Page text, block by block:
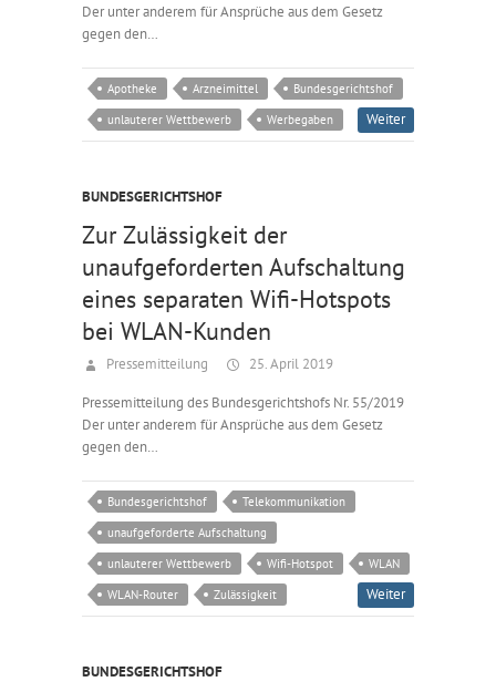
Der unter anderem für Ansprüche aus dem Gesetz
gegen den…
Apotheke Arzneimittel
Bundesgerichtshof
unlauterer Wettbewerb
Werbegaben Weiter
BUNDESGERICHTSHOF
Zur Zulässigkeit der
unaufgeforderten Aufschaltung
eines separaten Wifi-Hotspots
bei WLAN-Kunden
Pressemitteilung 25. April 2019
Pressemitteilung des Bundesgerichtshofs Nr. 55/2019
Der unter anderem für Ansprüche aus dem Gesetz
gegen den…
Bundesgerichtshof
Telekommunikation
unaufgeforderte Aufschaltung
unlauterer Wettbewerb
Wifi-Hotspot
WLAN
WLAN-Router
Zulässigkeit Weiter
BUNDESGERICHTSHOF